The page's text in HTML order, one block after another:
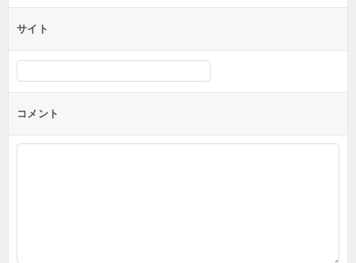
サイト
コメント